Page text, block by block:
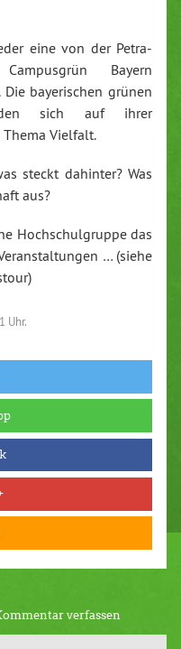
eine von der Petra-
Bayern
bayerischen grünen
sich auf ihrer
Vielfalt.
steckt dahinter? Was
aus?
Hochschulgruppe das
… (siehe
Uhr.
verfassen